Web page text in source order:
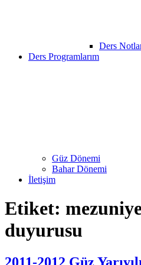
Ders
Ders Programlarım
Güz Dönemi
Bahar Dönemi
İletişim
Etiket:
duyurusu